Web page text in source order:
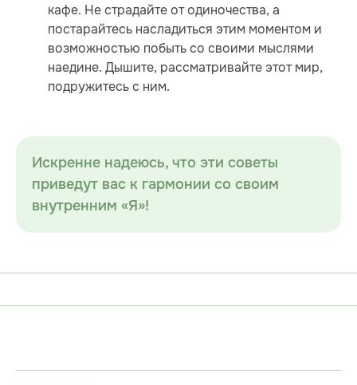
кафе. Не страдайте от одиночества, а
постарайтесь насладиться этим моментом и
возможностью побыть со своими мыслями
наедине. Дышите, рассматривайте этот мир,
подружитесь с ним.
Искренне надеюсь, что эти советы
приведут вас к гармонии со своим
внутренним «Я»!